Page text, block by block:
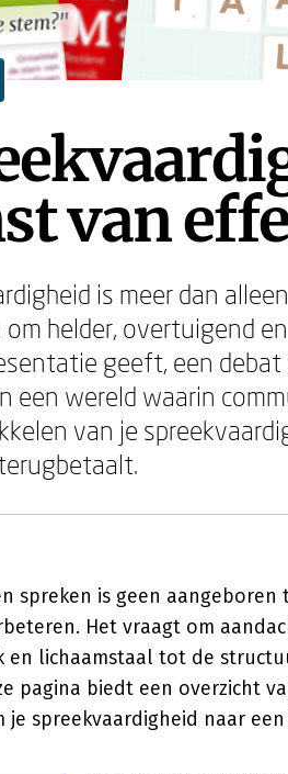
stem?"
stem?"
van
is meer dan
helder, overtuigend
geeft, een
een wereld waarin
van je
spreken is geen
Het vraagt om
en lichaamstaal tot de
pagina biedt een overzicht
je spreekvaardigheid naar